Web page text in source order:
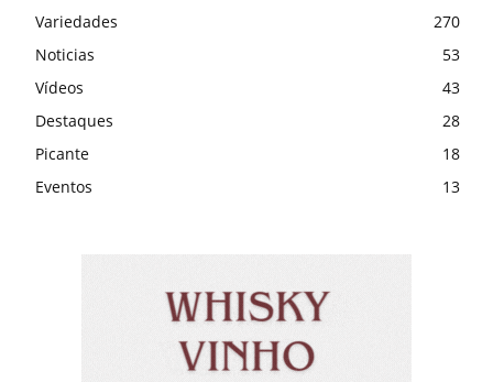
Variedades
270
Noticias
53
Vídeos
43
Destaques
28
Picante
18
Eventos
13